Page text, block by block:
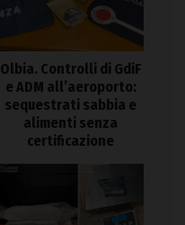
Olbia. Controlli di GdiF
e ADM all’aeroporto:
sequestrati sabbia e
alimenti senza
certificazione